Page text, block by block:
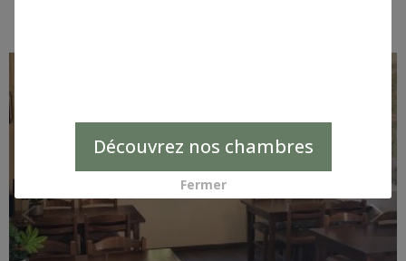
Fermer
Découvrez nos chambres